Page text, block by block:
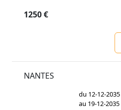
1250 €
NANTES
du 12-12-2035
au 19-12-2035